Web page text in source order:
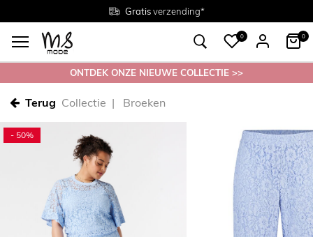
Gratisverzending*
Maten38 - 54
Gratisretourneren in de winkel
0 0
ONTDEK ONZE NIEUWE COLLECTIE >>
Terug Collectie Broeken
- 50%